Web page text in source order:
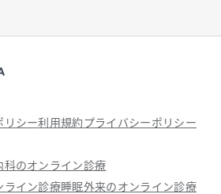
リシー利用規約プライバシーポリシー
科のオンライン診療
ライン診療睡眠外来のオンライン診療